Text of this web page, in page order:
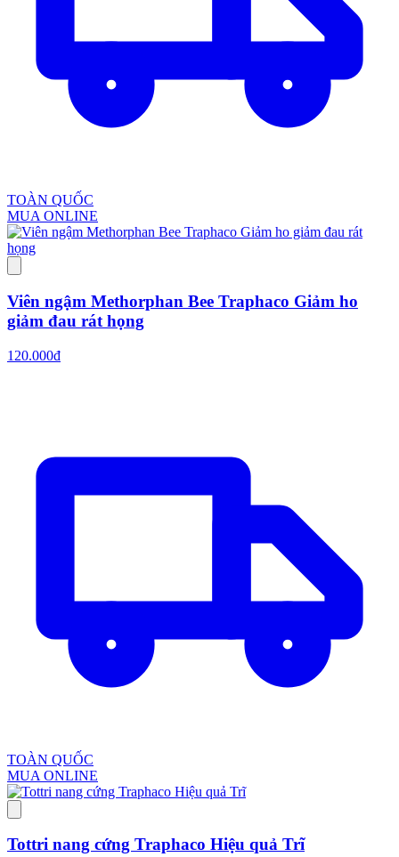
TOÀN QUỐC
MUA ONLINE
Viên ngậm Methorphan Bee Traphaco Giảm ho
giảm đau rát họng
120.000đ
TOÀN QUỐC
MUA ONLINE
Tottri nang cứng Traphaco Hiệu quả Trĩ